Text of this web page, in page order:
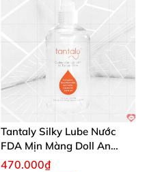
Tantaly Silky Lube Nước
FDA Mịn Màng Doll An
Toàn
470.000₫